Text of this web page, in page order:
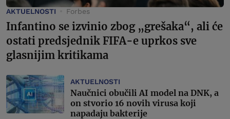
AKTUELNOSTI Forbes
Infantino se izvinio zbog „grešaka“, ali će
ostati predsjednik FIFA-e uprkos sve
glasnijim kritikama
AKTUELNOSTI
Naučnici obučili AI model na DNK, a
on stvorio 16 novih virusa koji
napadaju bakterije